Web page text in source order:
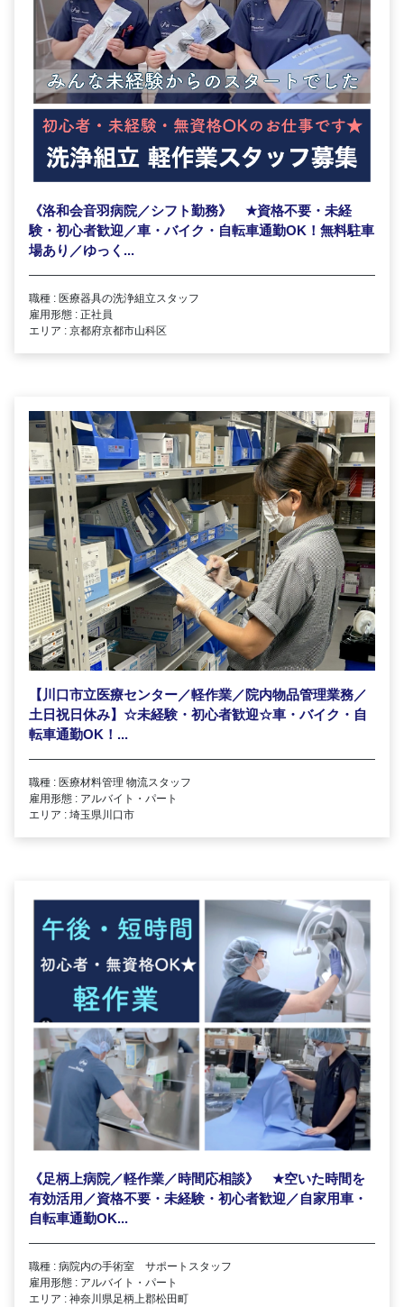
《洛和会音羽病院／シフト勤務》 ★資格不要・未経
験・初心者歓迎／車・バイク・自転車通勤OK！無料駐車
場あり／ゆっく...
職種 : 医療器具の洗浄組立スタッフ
雇用形態 : 正社員
エリア : 京都府京都市山科区
【川口市立医療センター／軽作業／院内物品管理業務／
土日祝日休み】☆未経験・初心者歓迎☆車・バイク・自
転車通勤OK！...
職種 : 医療材料管理 物流スタッフ
雇用形態 : アルバイト・パート
エリア : 埼玉県川口市
《足柄上病院／軽作業／時間応相談》 ★空いた時間を
有効活用／資格不要・未経験・初心者歓迎／自家用車・
自転車通勤OK...
職種 : 病院内の手術室 サポートスタッフ
雇用形態 : アルバイト・パート
エリア : 神奈川県足柄上郡松田町